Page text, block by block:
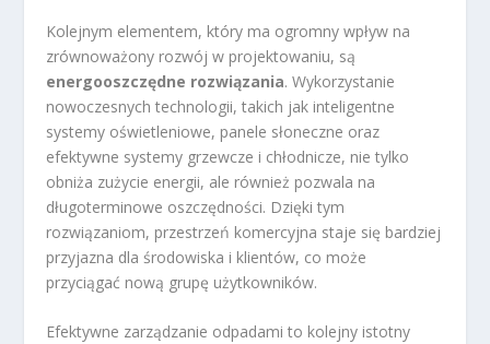
Kolejnym elementem, który ma ogromny wpływ na
zrównoważony rozwój w projektowaniu, są
energooszczędne rozwiązania. Wykorzystanie
nowoczesnych technologii, takich jak inteligentne
systemy oświetleniowe, panele słoneczne oraz
efektywne systemy grzewcze i chłodnicze, nie tylko
obniża zużycie energii, ale również pozwala na
długoterminowe oszczędności. Dzięki tym
rozwiązaniom, przestrzeń komercyjna staje się bardziej
przyjazna dla środowiska i klientów, co może
przyciągać nową grupę użytkowników.
Efektywne zarządzanie odpadami to kolejny istotny